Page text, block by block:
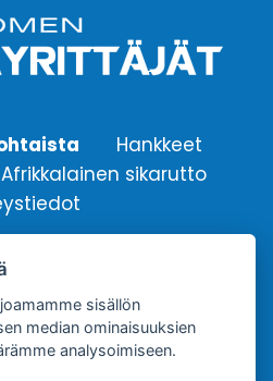
Hankkeet
Afrikkalainen sikarutto
ry.
sisällön
median ominaisuuksien
analysoimiseen.